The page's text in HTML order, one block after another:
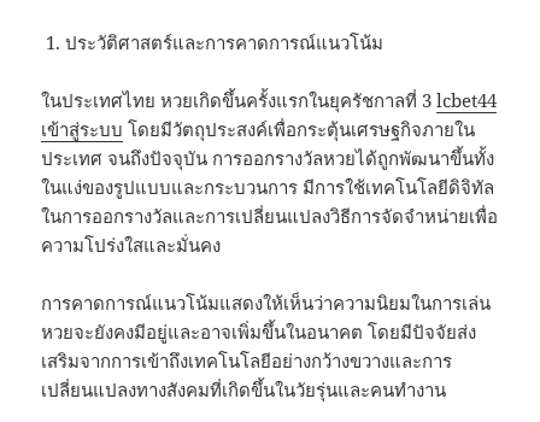
ประวัติศาสตร์และการคาดการณ์แนวโน้ม
ในประเทศไทย หวยเกิดขึ้นครั้งแรกในยุครัชกาลที่ 3lcbet44
เข้าสู่ระบบ โดยมีวัตถุประสงค์เพื่อกระตุ้นเศรษฐกิจภายใน
ประเทศ จนถึงปัจจุบัน การออกรางวัลหวยได้ถูกพัฒนาขึ้นทั้ง
ในแง่ของรูปแบบและกระบวนการ มีการใช้เทคโนโลยีดิจิทัล
ในการออกรางวัลและการเปลี่ยนแปลงวิธีการจัดจำหน่ายเพื่อ
ความโปร่งใสและมั่นคง
การคาดการณ์แนวโน้มแสดงให้เห็นว่าความนิยมในการเล่น
หวยจะยังคงมีอยู่และอาจเพิ่มขึ้นในอนาคต โดยมีปัจจัยส่ง
เสริมจากการเข้าถึงเทคโนโลยีอย่างกว้างขวางและการ
เปลี่ยนแปลงทางสังคมที่เกิดขึ้นในวัยรุ่นและคนทำงาน